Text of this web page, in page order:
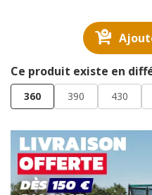
Ce produit existe en
360 390 430